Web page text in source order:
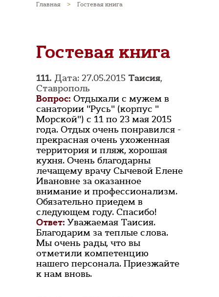
Главная > Гостевая книга
Гостевая книга
111. Дата: 27.05.2015 Таисия,
Ставрополь
Вопрос: Отдыхали с мужем в
санатории "Русь" (корпус "
Морской") с 11 по 23 мая 2015
года. Отдых очень понравился -
прекрасная очень ухоженная
территория и пляж, хорошая
кухня. Очень благодарны
лечащему врачу Сычевой Елене
Ивановне за оказанное
внимание и профессионализм.
Обязательно приедем в
следующем году. Спасибо!
Ответ: Уважаемая Таисия.
Благодарим за теплые слова.
Мы очень рады, что вы
отметили компетенцию
нашего персонала. Приезжайте
к нам вновь.